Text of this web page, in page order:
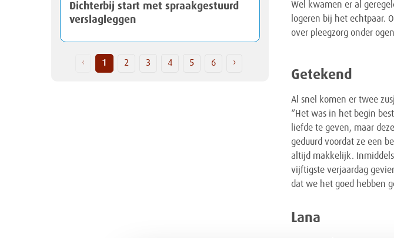
Dichterbij start met spraakgestuurd
verslagleggen
‹ 1 2 3 4 5 6 ›
Wel kwamen er al
logeren bij het echtpaar.
over pleegzorg onder
Getekend
Al snel komen er twee
“Het was in het begin
liefde te geven, maar
geduurd voordat ze een
altijd makkelijk. Inmiddels
vijftigste verjaardag
dat we het goed hebben
Lana